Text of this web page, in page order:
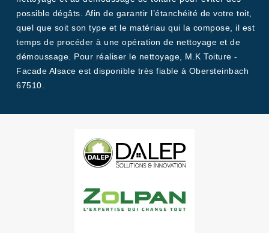
possible dégâts. Afin de garantir l’étanchéité de votre toit,
quel que soit son type et le matériau qui la compose, il est
temps de procéder à une opération de nettoyage et de
démoussage. Pour réaliser le nettoyage, M.K Toiture -
Facade Alsace est disponible très fiable à Obersteinbach
67510.